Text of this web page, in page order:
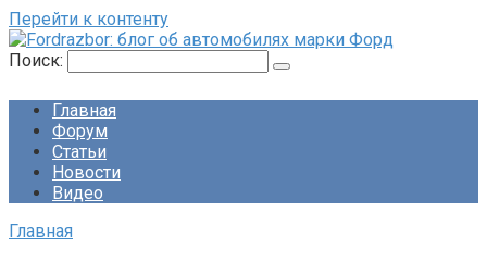
Перейти к контенту
Поиск:
Главная
Форум
Статьи
Новости
Видео
Главная